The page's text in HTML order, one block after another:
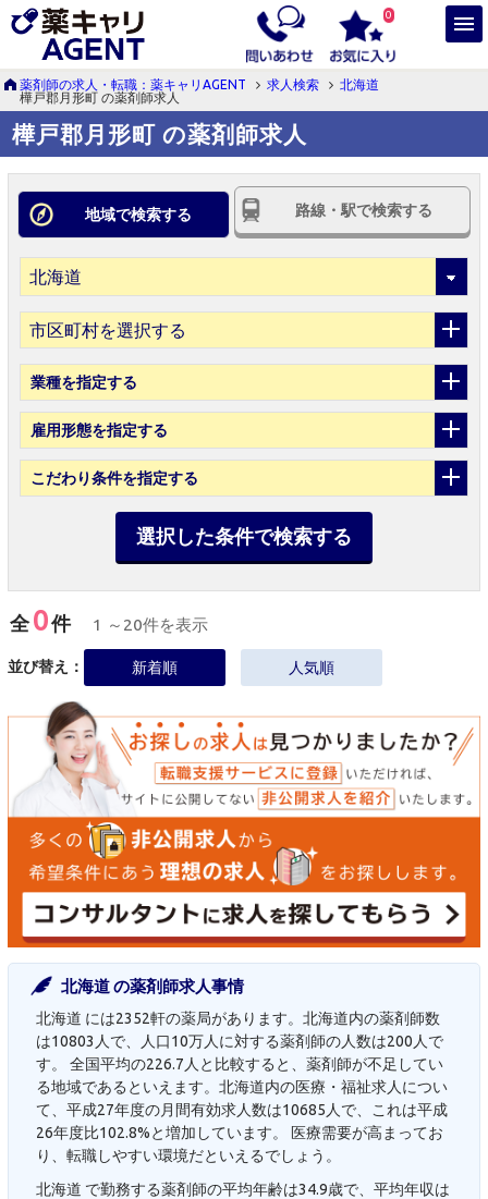
0
薬剤師の求人・転職：薬キャリAGENT 求人検索
北海道
樺戸郡月形町 の薬剤師求人
樺戸郡月形町 の薬剤師求人
地域で検索する 路線・駅で検索する
市区町村を選択する
業種を指定する
雇用形態を指定する
こだわり条件を指定する
選択した条件で検索する
全0件 1 ～20件を表示
並び替え： 新着順 人気順
北海道 の薬剤師求人事情
北海道 には2352軒の薬局があります。北海道内の薬剤師数
は10803人で、人口10万人に対する薬剤師の人数は200人で
す。 全国平均の226.7人と比較すると、薬剤師が不足してい
る地域であるといえます。北海道内の医療・福祉求人につい
て、平成27年度の月間有効求人数は10685人で、これは平成
26年度比102.8%と増加しています。 医療需要が高まってお
り、転職しやすい環境だといえるでしょう。
北海道 で勤務する薬剤師の平均年齢は34.9歳で、平均年収は